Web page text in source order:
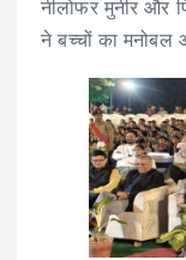
नीलोफर मुनीर और
ने बच्चों का मनोबल